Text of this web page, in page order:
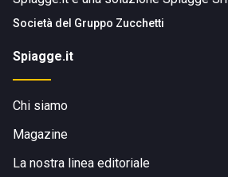
Società del Gruppo Zucchetti
Spiagge.it
Chi siamo
Magazine
La nostra linea editoriale